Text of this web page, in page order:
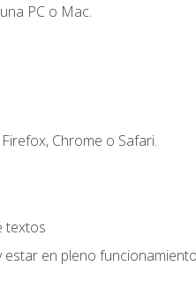
PC o Mac.
Chrome o Safari.
textos
en pleno